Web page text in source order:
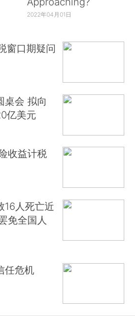
2022年04月01日
窗口期疑问
桌会 拟向
亿美元
收益计税
16人死亡近
免全国人
任危机